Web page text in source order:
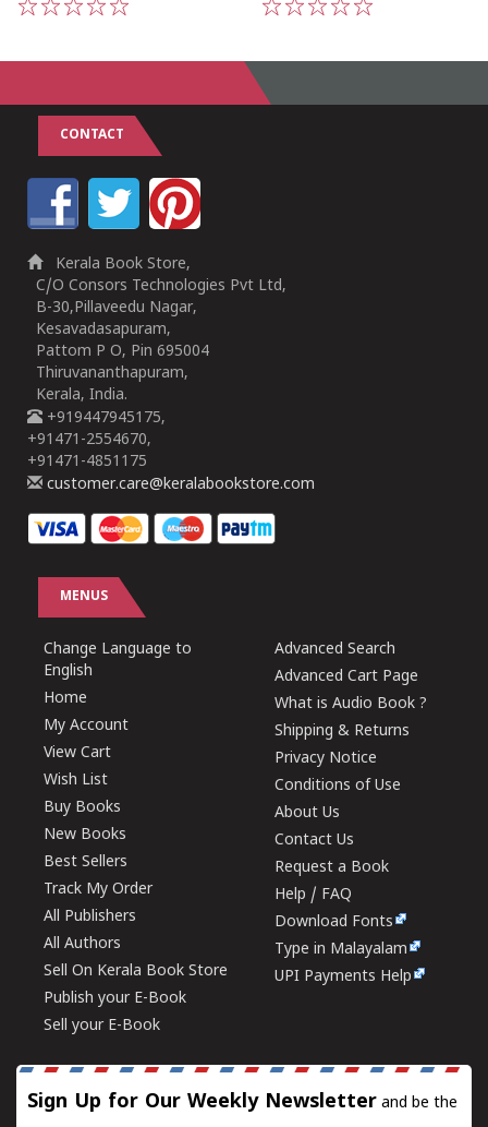
CONTACT
Kerala Book Store,
C/O Consors Technologies Pvt Ltd,
B-30,Pillaveedu Nagar,
Kesavadasapuram,
Pattom P O, Pin 695004
Thiruvananthapuram,
Kerala, India.
+919447945175,
+91471-2554670,
+91471-4851175
customer.care@keralabookstore.com
MENUS
Change Language to
English
Home
My Account
View Cart
Wish List
Buy Books
New Books
Best Sellers
Track My Order
All Publishers
All Authors
Sell On Kerala Book Store
Publish your E-Book
Sell your E-Book
Advanced Search
Advanced Cart Page
What is Audio Book ?
Shipping & Returns
Privacy Notice
Conditions of Use
About Us
Contact Us
Request a Book
Help / FAQ
Download Fonts
Type in Malayalam
UPI Payments Help
Sign Up for Our Weekly Newsletter and be the